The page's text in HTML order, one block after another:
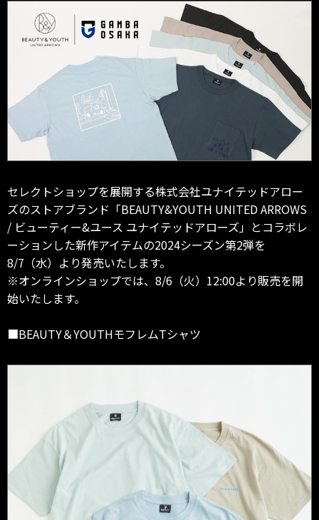
セレクトショップを展開する株式会社ユナイテッドアロー
ズのストアブランド「BEAUTY&YOUTH UNITED ARROWS
/ ビューティー&ユース ユナイテッドアローズ」とコラボレ
ーションした新作アイテムの2024シーズン第2弾を
8/7（水）より発売いたします。
※オンラインショップでは、8/6（火）12:00より販売を開
始いたします。
■BEAUTY＆YOUTHモフレムTシャツ